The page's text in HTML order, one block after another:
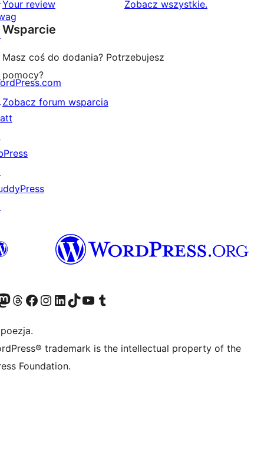
gwiazdkowych
Your review Zobacz wszystkierecenzje
.
Wsparcie
Masz coś do dodania? Potrzebujesz
pomocy?
Zobacz forum wsparcia
Twitter)
konto Bluesky
nasze konto na Mastodoncie
Odwiedź naszego Threadsa
Odwiedź naszego Facebooka
Odwiedź nasze konto na Instagramie
Odwiedź nasze konto na LinkedIn
Odwiedź naszego TikToka
Odwiedź nasz kanał YouTube
Odwiedź naszego Tumblra
trademark is the intellectual property of the
Foundation.